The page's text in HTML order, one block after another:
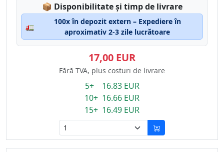
📦 Lagerstatus:
Disponibilitate și timp de livrare
🚛
100x în depozit extern – Expediere în
aproximativ 2-3 zile lucrătoare
17,00 EUR
Fără TVA, plus costuri de livrare
5+ 16.83 EUR
10+ 16.66 EUR
15+ 16.49 EUR